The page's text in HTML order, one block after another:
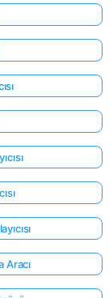
Aracı